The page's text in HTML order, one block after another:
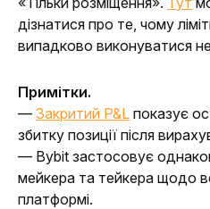
дізнатися про те, чому
випадково виконуватися
Примітки.
— Закритий P&L показує
збитку позиції після
— Bybit застосовує
мейкера та тейкера щодо
платформі.